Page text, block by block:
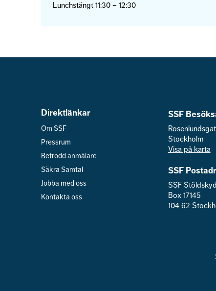
Lunchstängt 11:30 – 12:30
Direktlänkar
Om SSF
Pressrum
Betrodd anmälare
Säkra Samtal
Jobba med oss
Kontakta oss
SSF
Stockholm
Visa på karta
SSF
SSF
Box 17145
104 62